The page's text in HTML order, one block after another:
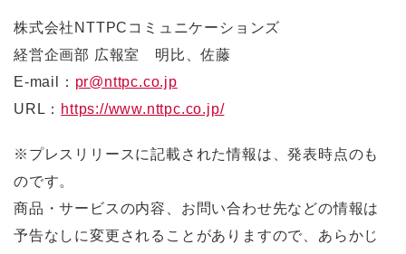
株式会社NTTPCコミュニケーションズ
経営企画部 広報室 明比、佐藤
E-mail： pr@nttpc.co.jp
URL： https://www.nttpc.co.jp/
※プレスリリースに記載された情報は、発表時点のも
のです。
商品・サービスの内容、お問い合わせ先などの情報は
予告なしに変更されることがありますので、あらかじ